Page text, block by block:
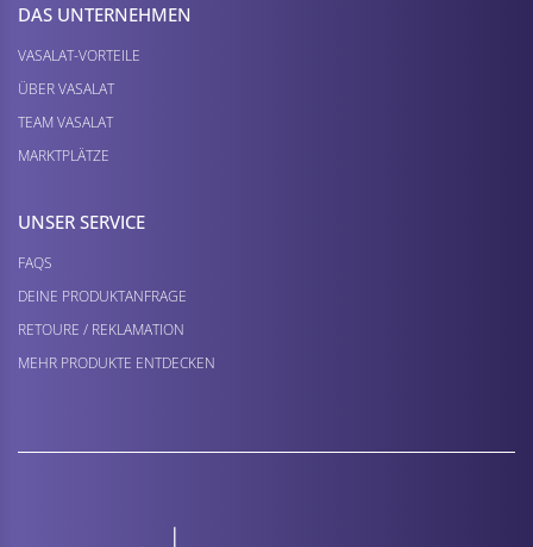
DAS UNTERNEHMEN
VASALAT-VORTEILE
ÜBER VASALAT
TEAM VASALAT
MARKTPLÄTZE
UNSER SERVICE
FAQS
DEINE PRODUKTANFRAGE
RETOURE / REKLAMATION
MEHR PRODUKTE ENTDECKEN